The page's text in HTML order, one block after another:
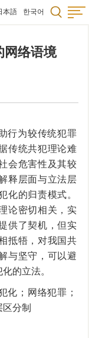
本語 한국어
网络语境
行为较传统犯罪
传统共犯理论难
会危害性及其较
释层面与立法层
化的归责模式。
论密切相关，实
供了契机，但实
抵牾，对我国共
与坚守，可以避
的立法。
化；网络犯罪；
分制